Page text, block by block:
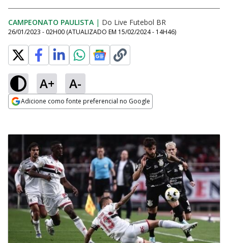
CAMPEONATO PAULISTA | Do Live Futebol BR
26/01/2023 - 02H00 (ATUALIZADO EM 15/02/2024 - 14H46)
A+ A-
Adicione como fonte preferencial no Google